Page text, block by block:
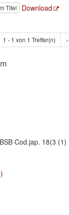
Titel Download
1 - 1 von 1 Treffer(n) »
Cod.jap. 18(3 (1)